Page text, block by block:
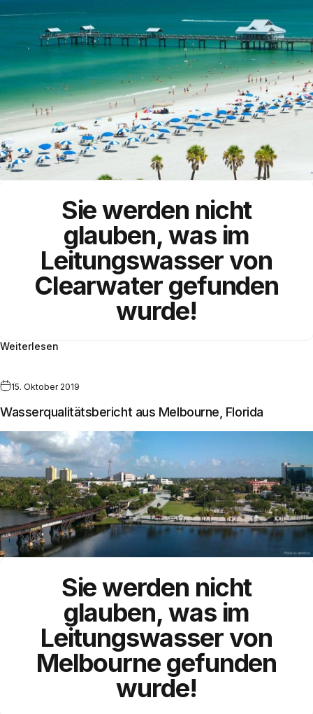
Sie werden nicht
glauben, was im
Leitungswasser von
Clearwater gefunden
wurde!
Weiterlesen
15. Oktober 2019
Wasserqualitätsbericht aus Melbourne, Florida
Sie werden nicht
glauben, was im
Leitungswasser von
Melbourne gefunden
wurde!